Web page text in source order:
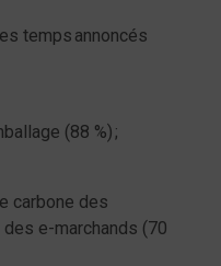
temps annoncés
(88 %) ;
carbone des
e-marchands (70